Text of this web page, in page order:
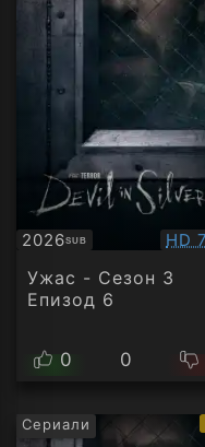
2026SUB
Субтитри HD
Ужас - Сезон 3
Епизод 6
0 0
Сериали